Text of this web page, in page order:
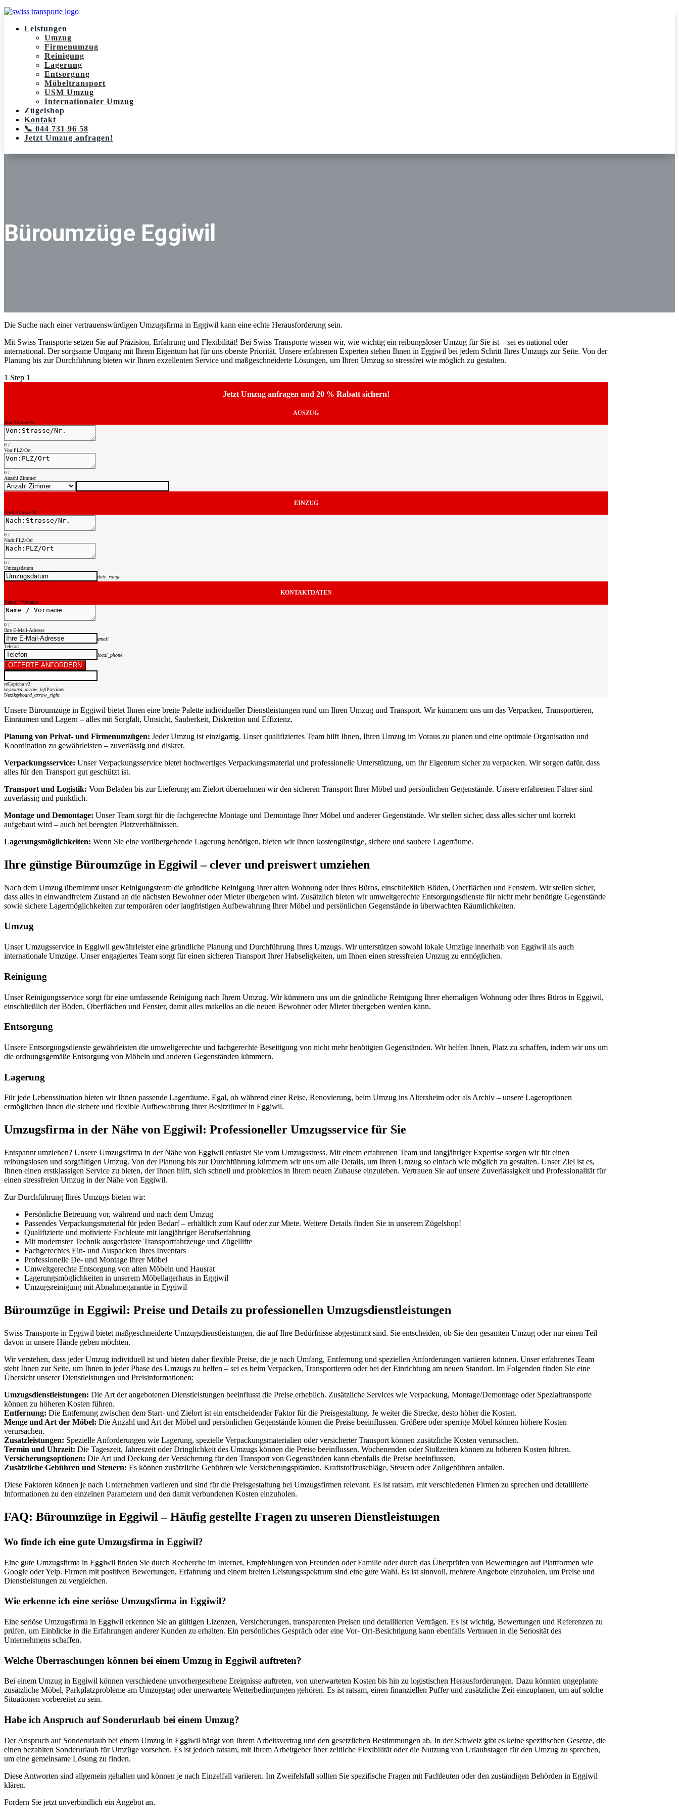
Leistungen
Umzug
Firmenumzug
Reinigung
Lagerung
Entsorgung
Möbeltransport
USM Umzug
Internationaler Umzug
Zügelshop
Kontakt
📞 044 731 96 58
Jetzt Umzug anfragen!
Büroumzüge Eggiwil
Die Suche nach einer vertrauenswürdigen Umzugsfirma in Eggiwil kann eine echte Herausforderung sein.
Mit Swiss Transporte setzen Sie auf Präzision, Erfahrung und Flexibilität! Bei Swiss Transporte wissen wir, wie wichtig ein reibungsloser Umzug für Sie ist – sei es national oder
international. Der sorgsame Umgang mit Ihrem Eigentum hat für uns oberste Priorität. Unsere erfahrenen Experten stehen Ihnen in Eggiwil bei jedem Schritt Ihres Umzugs zur Seite. Von der
Planung bis zur Durchführung bieten wir Ihnen exzellenten Service und maßgeschneiderte Lösungen, um Ihren Umzug so stressfrei wie möglich zu gestalten.
1 Step 1
Jetzt Umzug anfragen und 20 % Rabatt sichern!
AUSZUG
Von:Strasse/Nr.
0 /
Von:PLZ/Ort
0 /
Anzahl Zimmer
EINZUG
Nach:Strasse/Nr.
0 /
Nach:PLZ/Ort
0 /
Umzugsdatum
date_range
KONTAKTDATEN
Name / Vorname
0 /
Ihre E-Mail-Adresse
email
Telefon
local_phone
OFFERTE ANFORDERN
reCaptcha v3
keyboard_arrow_leftPrevious
Nextkeyboard_arrow_right
Unsere Büroumzüge in Eggiwil bietet Ihnen eine breite Palette individueller Dienstleistungen rund um Ihren Umzug und Transport. Wir kümmern uns um das Verpacken, Transportieren,
Einräumen und Lagern – alles mit Sorgfalt, Umsicht, Sauberkeit, Diskretion und Effizienz.
Planung von Privat- und Firmenumzügen: Jeder Umzug ist einzigartig. Unser qualifiziertes Team hilft Ihnen, Ihren Umzug im Voraus zu planen und eine optimale Organisation und
Koordination zu gewährleisten – zuverlässig und diskret.
Verpackungsservice: Unser Verpackungsservice bietet hochwertiges Verpackungsmaterial und professionelle Unterstützung, um Ihr Eigentum sicher zu verpacken. Wir sorgen dafür, dass
alles für den Transport gut geschützt ist.
Transport und Logistik: Vom Beladen bis zur Lieferung am Zielort übernehmen wir den sicheren Transport Ihrer Möbel und persönlichen Gegenstände. Unsere erfahrenen Fahrer sind
zuverlässig und pünktlich.
Montage und Demontage: Unser Team sorgt für die fachgerechte Montage und Demontage Ihrer Möbel und anderer Gegenstände. Wir stellen sicher, dass alles sicher und korrekt
aufgebaut wird – auch bei beengten Platzverhältnissen.
Lagerungsmöglichkeiten: Wenn Sie eine vorübergehende Lagerung benötigen, bieten wir Ihnen kostengünstige, sichere und saubere Lagerräume.
Ihre günstige Büroumzüge in Eggiwil – clever und preiswert umziehen
Nach dem Umzug übernimmt unser Reinigungsteam die gründliche Reinigung Ihrer alten Wohnung oder Ihres Büros, einschließlich Böden, Oberflächen und Fenstern. Wir stellen sicher,
dass alles in einwandfreiem Zustand an die nächsten Bewohner oder Mieter übergeben wird. Zusätzlich bieten wir umweltgerechte Entsorgungsdienste für nicht mehr benötigte Gegenstände
sowie sichere Lagermöglichkeiten zur temporären oder langfristigen Aufbewahrung Ihrer Möbel und persönlichen Gegenstände in überwachten Räumlichkeiten.
Umzug
Unser Umzugsservice in Eggiwil gewährleistet eine gründliche Planung und Durchführung Ihres Umzugs. Wir unterstützen sowohl lokale Umzüge innerhalb von Eggiwil als auch
internationale Umzüge. Unser engagiertes Team sorgt für einen sicheren Transport Ihrer Habseligkeiten, um Ihnen einen stressfreien Umzug zu ermöglichen.
Reinigung
Unser Reinigungsservice sorgt für eine umfassende Reinigung nach Ihrem Umzug. Wir kümmern uns um die gründliche Reinigung Ihrer ehemaligen Wohnung oder Ihres Büros in Eggiwil,
einschließlich der Böden, Oberflächen und Fenster, damit alles makellos an die neuen Bewohner oder Mieter übergeben werden kann.
Entsorgung
Unsere Entsorgungsdienste gewährleisten die umweltgerechte und fachgerechte Beseitigung von nicht mehr benötigten Gegenständen. Wir helfen Ihnen, Platz zu schaffen, indem wir uns um
die ordnungsgemäße Entsorgung von Möbeln und anderen Gegenständen kümmern.
Lagerung
Für jede Lebenssituation bieten wir Ihnen passende Lagerräume. Egal, ob während einer Reise, Renovierung, beim Umzug ins Altersheim oder als Archiv – unsere Lageroptionen
ermöglichen Ihnen die sichere und flexible Aufbewahrung Ihrer Besitztümer in Eggiwil.
Umzugsfirma in der Nähe von Eggiwil: Professioneller Umzugsservice für Sie
Entspannt umziehen? Unsere Umzugsfirma in der Nähe von Eggiwil entlastet Sie vom Umzugsstress. Mit einem erfahrenen Team und langjähriger Expertise sorgen wir für einen
reibungslosen und sorgfältigen Umzug. Von der Planung bis zur Durchführung kümmern wir uns um alle Details, um Ihren Umzug so einfach wie möglich zu gestalten. Unser Ziel ist es,
Ihnen einen erstklassigen Service zu bieten, der Ihnen hilft, sich schnell und problemlos in Ihrem neuen Zuhause einzuleben. Vertrauen Sie auf unsere Zuverlässigkeit und Professionalität für
einen stressfreien Umzug in der Nähe von Eggiwil.
Zur Durchführung Ihres Umzugs bieten wir:
Persönliche Betreuung vor, während und nach dem Umzug
Passendes Verpackungsmaterial für jeden Bedarf – erhältlich zum Kauf oder zur Miete. Weitere Details finden Sie in unserem Zügelshop!
Qualifizierte und motivierte Fachleute mit langjähriger Berufserfahrung
Mit modernster Technik ausgerüstete Transportfahrzeuge und Zügellifte
Fachgerechtes Ein- und Auspacken Ihres Inventars
Professionelle De- und Montage Ihrer Möbel
Umweltgerechte Entsorgung von alten Möbeln und Hausrat
Lagerungsmöglichkeiten in unserem Möbellagerhaus in Eggiwil
Umzugsreinigung mit Abnahmegarantie in Eggiwil
Büroumzüge in Eggiwil: Preise und Details zu professionellen Umzugsdienstleistungen
Swiss Transporte in Eggiwil bietet maßgeschneiderte Umzugsdienstleistungen, die auf Ihre Bedürfnisse abgestimmt sind. Sie entscheiden, ob Sie den gesamten Umzug oder nur einen Teil
davon in unsere Hände geben möchten.
Wir verstehen, dass jeder Umzug individuell ist und bieten daher flexible Preise, die je nach Umfang, Entfernung und speziellen Anforderungen variieren können. Unser erfahrenes Team
steht Ihnen zur Seite, um Ihnen in jeder Phase des Umzugs zu helfen – sei es beim Verpacken, Transportieren oder bei der Einrichtung am neuen Standort. Im Folgenden finden Sie eine
Übersicht unserer Dienstleistungen und Preisinformationen:
Umzugsdienstleistungen: Die Art der angebotenen Dienstleistungen beeinflusst die Preise erheblich. Zusätzliche Services wie Verpackung, Montage/Demontage oder Spezialtransporte
können zu höheren Kosten führen.
Entfernung: Die Entfernung zwischen dem Start- und Zielort ist ein entscheidender Faktor für die Preisgestaltung. Je weiter die Strecke, desto höher die Kosten.
Menge und Art der Möbel: Die Anzahl und Art der Möbel und persönlichen Gegenstände können die Preise beeinflussen. Größere oder sperrige Möbel können höhere Kosten
verursachen.
Zusatzleistungen: Spezielle Anforderungen wie Lagerung, spezielle Verpackungsmaterialien oder versicherter Transport können zusätzliche Kosten verursachen.
Termin und Uhrzeit: Die Tageszeit, Jahreszeit oder Dringlichkeit des Umzugs können die Preise beeinflussen. Wochenenden oder Stoßzeiten können zu höheren Kosten führen.
Versicherungsoptionen: Die Art und Deckung der Versicherung für den Transport von Gegenständen kann ebenfalls die Preise beeinflussen.
Zusätzliche Gebühren und Steuern: Es können zusätzliche Gebühren wie Versicherungsprämien, Kraftstoffzuschläge, Steuern oder Zollgebühren anfallen.
Diese Faktoren können je nach Unternehmen variieren und sind für die Preisgestaltung bei Umzugsfirmen relevant. Es ist ratsam, mit verschiedenen Firmen zu sprechen und detaillierte
Informationen zu den einzelnen Parametern und den damit verbundenen Kosten einzuholen.
FAQ: Büroumzüge in Eggiwil – Häufig gestellte Fragen zu unseren Dienstleistungen
Wo finde ich eine gute Umzugsfirma in Eggiwil?
Eine gute Umzugsfirma in Eggiwil finden Sie durch Recherche im Internet, Empfehlungen von Freunden oder Familie oder durch das Überprüfen von Bewertungen auf Plattformen wie
Google oder Yelp. Firmen mit positiven Bewertungen, Erfahrung und einem breiten Leistungsspektrum sind eine gute Wahl. Es ist sinnvoll, mehrere Angebote einzuholen, um Preise und
Dienstleistungen zu vergleichen.
Wie erkenne ich eine seriöse Umzugsfirma in Eggiwil?
Eine seriöse Umzugsfirma in Eggiwil erkennen Sie an gültigen Lizenzen, Versicherungen, transparenten Preisen und detaillierten Verträgen. Es ist wichtig, Bewertungen und Referenzen zu
prüfen, um Einblicke in die Erfahrungen anderer Kunden zu erhalten. Ein persönliches Gespräch oder eine Vor- Ort-Besichtigung kann ebenfalls Vertrauen in die Seriosität des
Unternehmens schaffen.
Welche Überraschungen können bei einem Umzug in Eggiwil auftreten?
Bei einem Umzug in Eggiwil können verschiedene unvorhergesehene Ereignisse auftreten, von unerwarteten Kosten bis hin zu logistischen Herausforderungen. Dazu könnten ungeplante
zusätzliche Möbel, Parkplatzprobleme am Umzugstag oder unerwartete Wetterbedingungen gehören. Es ist ratsam, einen finanziellen Puffer und zusätzliche Zeit einzuplanen, um auf solche
Situationen vorbereitet zu sein.
Habe ich Anspruch auf Sonderurlaub bei einem Umzug?
Der Anspruch auf Sonderurlaub bei einem Umzug in Eggiwil hängt von Ihrem Arbeitsvertrag und den gesetzlichen Bestimmungen ab. In der Schweiz gibt es keine spezifischen Gesetze, die
einen bezahlten Sonderurlaub für Umzüge vorsehen. Es ist jedoch ratsam, mit Ihrem Arbeitgeber über zeitliche Flexibilität oder die Nutzung von Urlaubstagen für den Umzug zu sprechen,
um eine gemeinsame Lösung zu finden.
Diese Antworten sind allgemein gehalten und können je nach Einzelfall variieren. Im Zweifelsfall sollten Sie spezifische Fragen mit Fachleuten oder den zuständigen Behörden in Eggiwil
klären.
Fordern Sie jetzt unverbindlich ein Angebot an.